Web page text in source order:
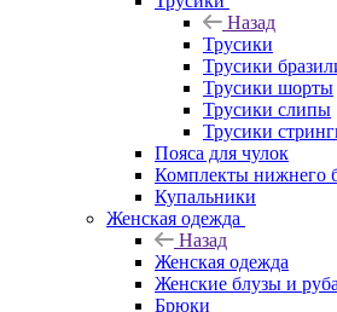
Назад
Трусики
Трусики
Трусики шорты
Трусики слипы
Трусики
Пояса для чулок
Комплекты нижнего
Купальники
Женская одежда
Назад
Женская одежда
Женские блузы и
Брюки